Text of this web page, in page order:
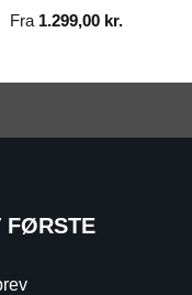
Fra 1.299,00 kr.
FØRSTE